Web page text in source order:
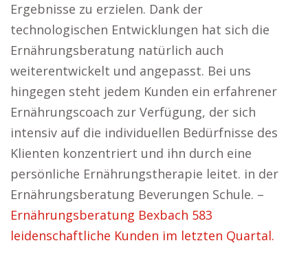
Ergebnisse zu erzielen. Dank der
technologischen Entwicklungen hat sich die
Ernährungsberatung natürlich auch
weiterentwickelt und angepasst. Bei uns
hingegen steht jedem Kunden ein erfahrener
Ernährungscoach zur Verfügung, der sich
intensiv auf die individuellen Bedürfnisse des
Klienten konzentriert und ihn durch eine
persönliche Ernährungstherapie leitet. in der
Ernährungsberatung Beverungen Schule. –
Ernährungsberatung Bexbach 583
leidenschaftliche Kunden im letzten Quartal.